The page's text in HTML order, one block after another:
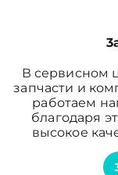
В сервисном
запчасти и
работаем
благодаря
высокое